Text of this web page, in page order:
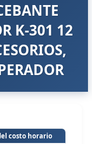
K-301 12
costo horario